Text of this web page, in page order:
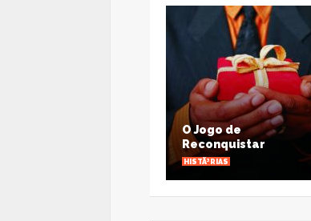
O Jogo de
Reconquistar